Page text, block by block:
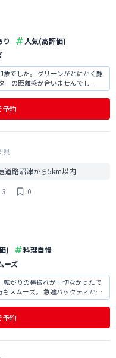
り
人気(高評価)
でした。 グリーンがとにかく難
ーの距離感が合いませんでし
予約
県
道路沼津から5km以内
3 0
)
料理自慢
ーズ
がりの横振れが一切なかったで
スムーズ。 急遽バックティから
ストランも銀座ライオンで美味し
予約